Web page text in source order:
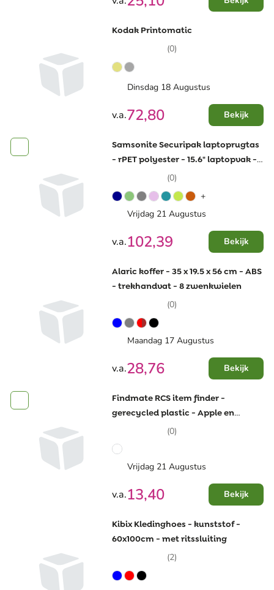
Kodak Printomatic
(0)
Dinsdag 18 Augustus
v.a.72,80 Bekijk
Samsonite Securipak laptoprugtas
- rPET polyester - 15.6" laptopvak -
RFID bescherming - USB-poort
(0)
+
Vrijdag 21 Augustus
v.a.102,39 Bekijk
Alaric koffer - 35 x 19.5 x 56 cm - ABS
- trekhandvat - 8 zwenkwielen
(0)
Maandag 17 Augustus
v.a.28,76 Bekijk
Findmate RCS item finder -
gerecycled plastic - Apple en
Android compatibel - waterdicht
(0)
Vrijdag 21 Augustus
v.a.13,40 Bekijk
Kibix Kledinghoes - kunststof -
60x100cm - met ritssluiting
(2)